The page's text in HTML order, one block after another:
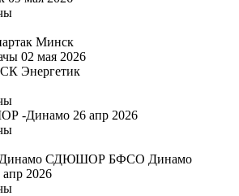
Минск
02 мая 2026
Энергетик
-Динамо 26 апр 2026
СДЮШОР БФСО Динамо
апр 2026